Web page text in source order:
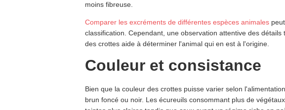
moins fibreuse.
Comparer les excréments de différentes espèces animales
classification. Cependant, une observation attentive des
des crottes aide à déterminer l'animal qui en est à l'origine.
Couleur et consistance
Bien que la couleur des crottes puisse varier selon
brun foncé ou noir. Les écureuils consommant plus de